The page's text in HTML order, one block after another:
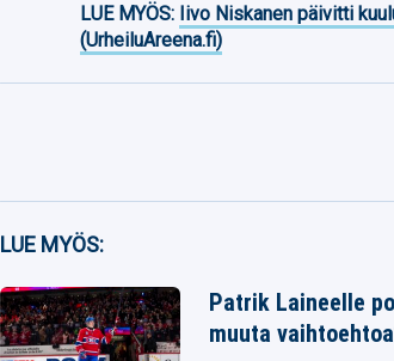
LUE MYÖS: Iivo Niskanen päivitti
(UrheiluAreena.fi)
Facebook
Twitter
Whatsapp
LUE MYÖS:
Patrik Laineelle
muuta